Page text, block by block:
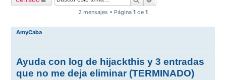
2 mensajes • Página 1 de 1
AmyCaba
Ayuda con log de hijackthis y 3 entradas
que no me deja eliminar (TERMINADO)